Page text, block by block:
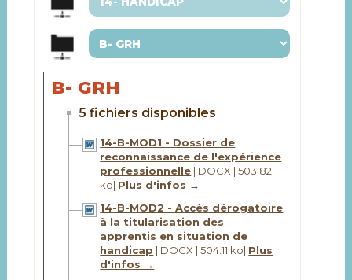
B- GRH
5 fichiers disponibles
14-B-MOD1 - Dossier de
reconnaissance de l'expérience
professionnelle | DOCX | 503.82
ko| Plus d'infos →
14-B-MOD2 - Accès dérogatoire
à la titularisation des
apprentis en situation de
handicap | DOCX | 504.11 ko| Plus
d'infos →